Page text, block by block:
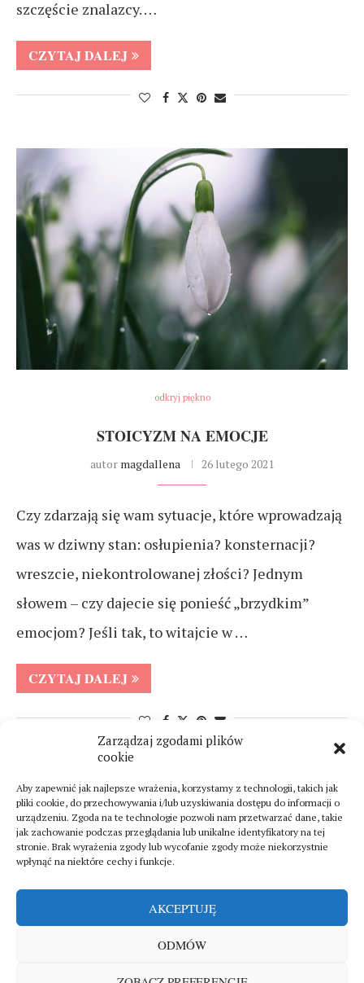
Zarządzaj zgodami plików
cookie
Aby zapewnić jak najlepsze wrażenia, korzystamy z technologii, takich jak
pliki cookie, do przechowywania i/lub uzyskiwania dostępu do informacji o
urządzeniu. Zgoda na te technologie pozwoli nam przetwarzać dane, takie
jak zachowanie podczas przeglądania lub unikalne identyfikatory na tej
stronie. Brak wyrażenia zgody lub wycofanie zgody może niekorzystnie
wpłynąć na niektóre cechy i funkcje.
AKCEPTUJĘ
ODMÓW
szczęście znalazcy. …
CZYTAJ DALEJ
odkryj piękno
STOICYZM NA EMOCJE
autor magdallena 26 lutego 2021
Czy zdarzają się wam sytuacje, które wprowadzają
was w dziwny stan: osłupienia? konsternacji?
wreszcie, niekontrolowanej złości? Jednym
słowem – czy dajecie się ponieść „brzydkim”
emocjom? Jeśli tak, to witajcie w …
CZYTAJ DALEJ
NOWSZE WPISY STARSZE WPISY
Polityka prywatności